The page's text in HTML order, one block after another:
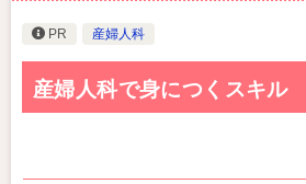
PR 産婦人科
産婦人科で身につくスキル